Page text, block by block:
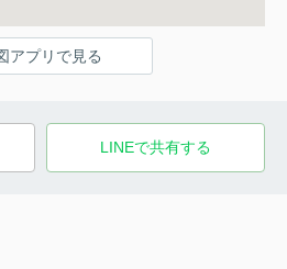
アプリで見る
LINEで共有する